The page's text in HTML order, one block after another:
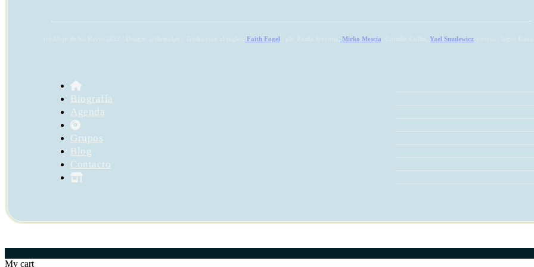
Faith Fogel Mirko Mescia Yael Smulewicz
Biografía
Agenda
Grupos
Blog
Contacto
My cart